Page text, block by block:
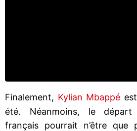
Finalement, Kylian Mbappé
été. Néanmoins, le départ
français pourrait n’être que